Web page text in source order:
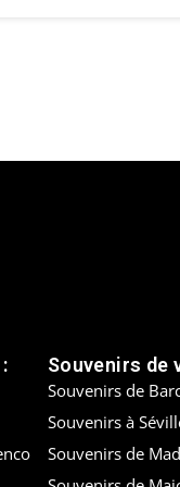
Souvenirs de
Souvenirs de
Souvenirs à
Souvenirs de